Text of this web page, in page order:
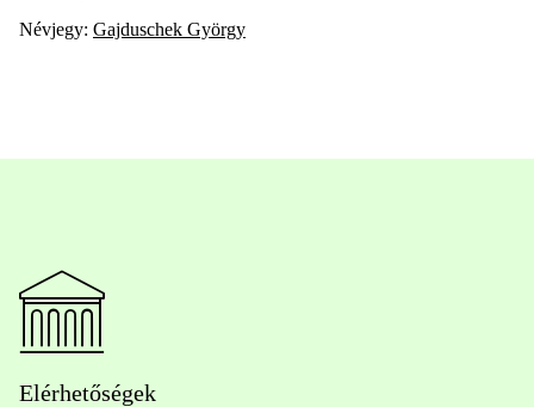
Névjegy: Gajduschek György
Elérhetőségek